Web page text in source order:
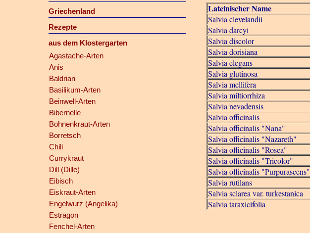
Griechenland
Rezepte
aus dem Klostergarten
Agastache-Arten
Anis
Baldrian
Basilikum-Arten
Beinwell-Arten
Bibernelle
Bohnenkraut-Arten
Borretsch
Chili
Currykraut
Dill (Dille)
Eibisch
Eiskraut-Arten
Engelwurz (Angelika)
Estragon
Fenchel-Arten
Lateinischer Name
Salvia clevelandii
Salvia darcyi
Salvia discolor
Salvia dorisiana
Salvia elegans
Salvia glutinosa
Salvia mellifera
Salvia miltiorrhiza
Salvia nevadensis
Salvia officinalis
Salvia officinalis "Nana"
Salvia officinalis "Nazareth"
Salvia officinalis "Rosea"
Salvia officinalis "Tricolor"
Salvia officinalis "Purpurascens"
Salvia rutilans
Salvia sclarea var. turkestanica
Salvia taraxicifolia